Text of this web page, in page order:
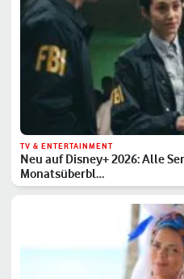
TV & ENTERTAINMENT
Neu auf Disney+ 2026: Alle
Monatsüberbl…